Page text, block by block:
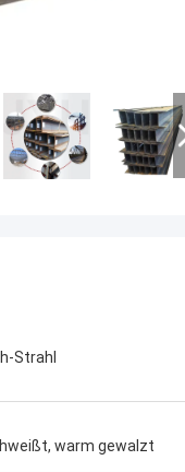
Strahl
warm gewalzt